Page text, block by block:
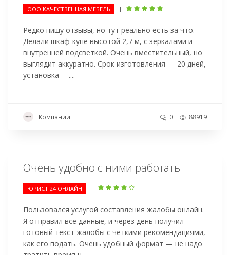
ООО КАЧЕСТВЕННАЯ МЕБЕЛЬ |
Редко пишу отзывы, но тут реально есть за что.
Делали шкаф-купе высотой 2,7 м, с зеркалами и
внутренней подсветкой. Очень вместительный, но
выглядит аккуратно. Срок изготовления — 20 дней,
установка —....
Компании 0 88919
Очень удобно с ними работать
ЮРИСТ 24 ОНЛАЙН |
Пользовался услугой составления жалобы онлайн.
Я отправил все данные, и через день получил
готовый текст жалобы с чёткими рекомендациями,
как его подать. Очень удобный формат — не надо